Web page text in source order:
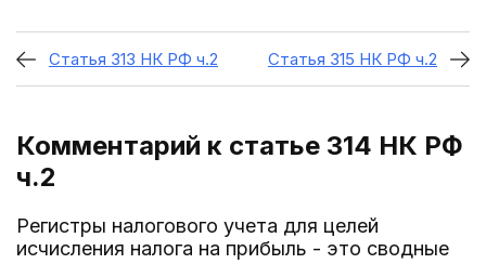
Статья 313 НК РФ ч.2 Статья 315 НК РФ ч.2
Комментарий к статье 314 НК РФ
ч.2
Регистры налогового учета для целей
исчисления налога на прибыль - это сводные